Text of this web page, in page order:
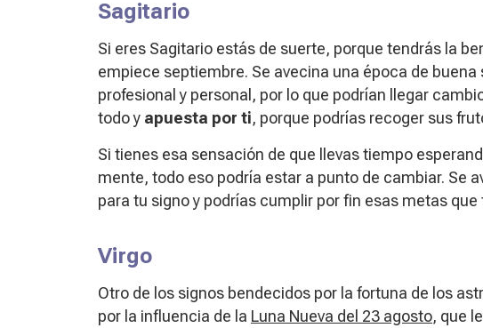
Sagitario
Si eres Sagitario estás de suerte, porque tendrás la
empiece septiembre. Se avecina una época de
profesional y personal, por lo que podrían llegar
todo y apuesta por ti, porque podrías recoger sus
Si tienes esa sensación de que llevas tiempo
mente, todo eso podría estar a punto de cambiar. Se
para tu signo y podrías cumplir por fin esas metas que
Virgo
Otro de los signos bendecidos por la fortuna de los
por la influencia de la Luna Nueva del 23 agosto, que